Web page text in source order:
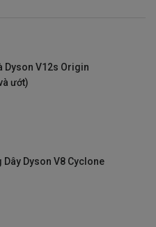
Dyson V12s Origin
ướt)
Dây Dyson V8 Cyclone